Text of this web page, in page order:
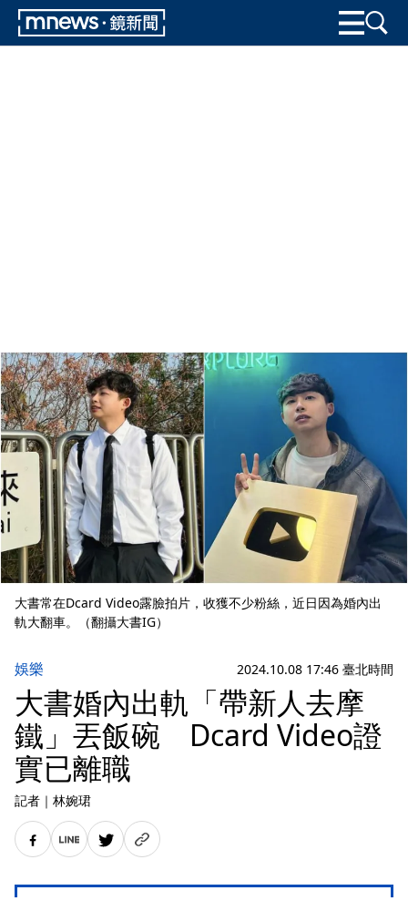
大書常在Dcard Video露臉拍片，收獲不少粉絲，近日因為婚內出
軌大翻車。（翻攝大書IG）
娛樂 2024.10.08 17:46 臺北時間
大書婚內出軌「帶新人去摩
鐵」丟飯碗 Dcard Video證
實已離職
記者 ｜ 林婉珺